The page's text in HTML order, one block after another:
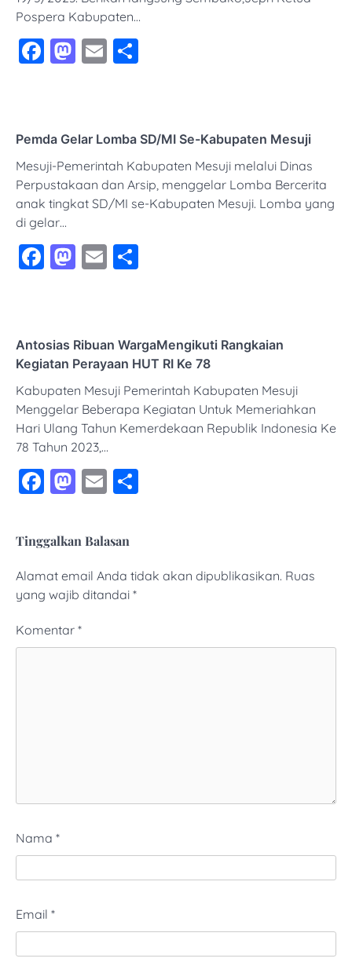
Pospera Kabupaten…
Facebook
Mastodon
Email
Pemda Gelar Lomba SD/MI Se-Kabupaten Mesuji
Mesuji-Pemerintah Kabupaten Mesuji melalui Dinas
Perpustakaan dan Arsip, menggelar Lomba Bercerita
anak tingkat SD/MI se-Kabupaten Mesuji. Lomba yang
di gelar…
Facebook
Mastodon
Email
Antosias Ribuan WargaMengikuti Rangkaian
Kegiatan Perayaan HUT RI Ke 78
Kabupaten Mesuji Pemerintah Kabupaten Mesuji
Menggelar Beberapa Kegiatan Untuk Memeriahkan
Hari Ulang Tahun Kemerdekaan Republik Indonesia Ke
78 Tahun 2023,…
Facebook
Mastodon
Email
Tinggalkan Balasan
Alamat email Anda tidak akan dipublikasikan. Ruas
yang wajib ditandai *
Komentar *
Nama *
Email *